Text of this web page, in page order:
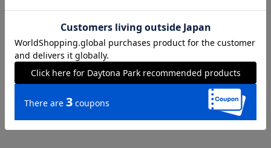
FREAK'S STORE
カラージョーゼットパン
ツ/レーヨンイージーパン
2,028円 71%OFF